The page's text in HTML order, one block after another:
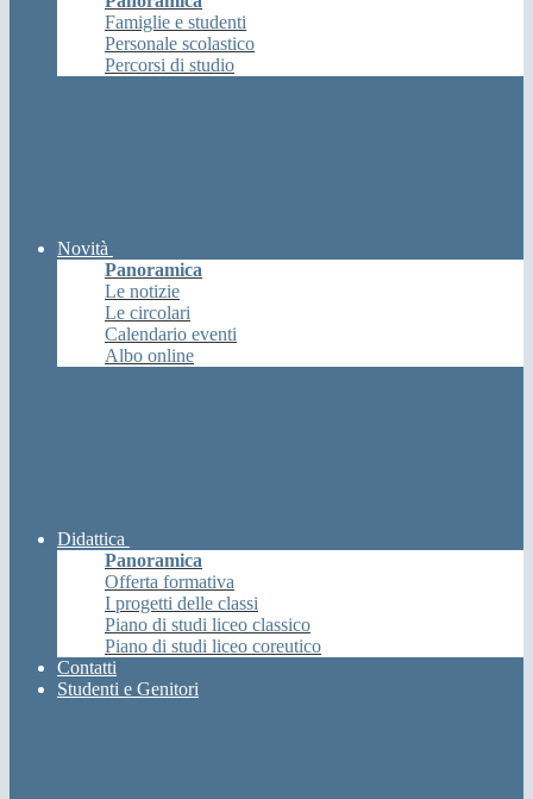
Famiglie e studenti
Personale scolastico
Percorsi di studio
Novità
Panoramica
Le notizie
Le circolari
Calendario eventi
Albo online
Didattica
Panoramica
Offerta formativa
I progetti delle classi
Piano di studi liceo classico
Piano di studi liceo coreutico
Contatti
Studenti e Genitori